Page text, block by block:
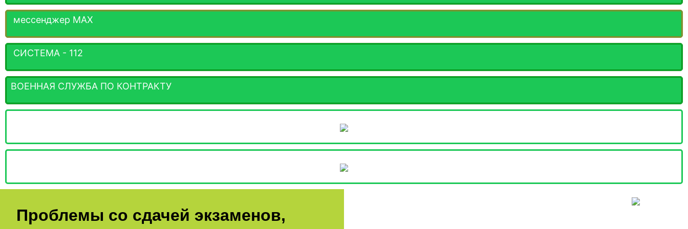
мессенджер MАХ
СИСТЕМА - 112
ВОЕННАЯ СЛУЖБА ПО КОНТРАКТУ
Проблемы со сдачей экзаменов,